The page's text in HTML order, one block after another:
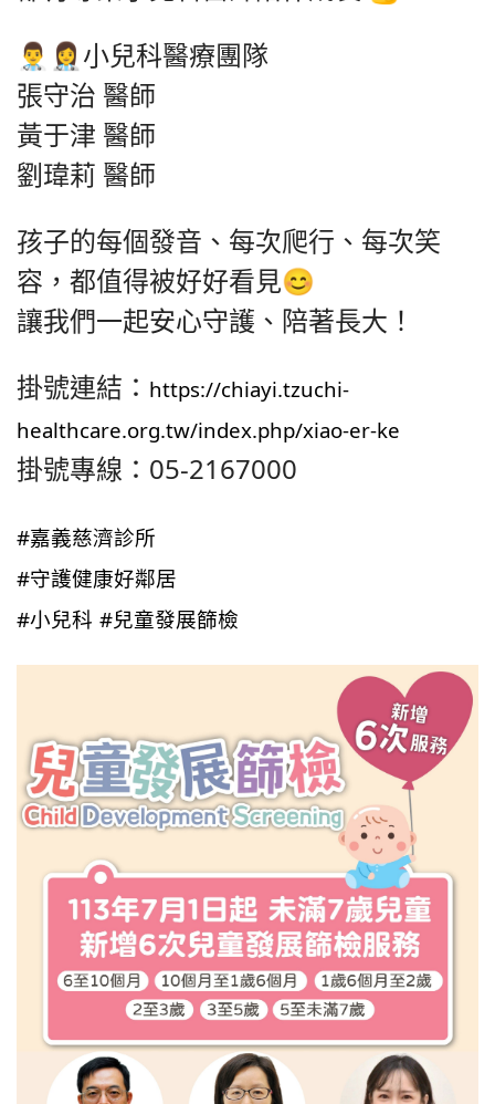
👨‍⚕️👩‍⚕️小兒科醫療團隊
張守治 醫師
黃于津 醫師
劉瑋莉 醫師
孩子的每個發音、每次爬行、每次笑
容，都值得被好好看見😊
讓我們一起安心守護、陪著長大！
掛號連結： https://chiayi.tzuchi-
healthcare.org.tw/index.php/xiao-er-ke
掛號專線：05-2167000
#嘉義慈濟診所
#守護健康好鄰居
#小兒科 #兒童發展篩檢